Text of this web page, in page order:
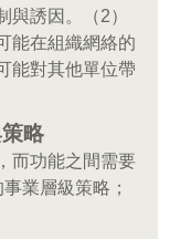
與誘因。（2）
能在組織網絡的
能對其他單位帶
略
而功能之間需要
業層級策略；